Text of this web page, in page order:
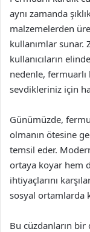
aynı zamanda
malzemelerden
kullanımlar sunar.
kullanıcıların
nedenle,
sevdikleriniz için
Günümüzde,
olmanın ötesine
temsil eder.
ortaya koyar hem
ihtiyaçlarını
sosyal ortamlarda
Bu cüzdanların